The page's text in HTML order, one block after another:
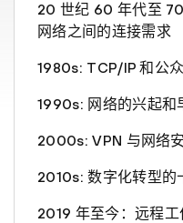
20 世纪 60 年代至
网络之间的连接需求
1980s: TCP/IP 和公
1990s: 网络的兴起和
2000s: VPN 与网络
2010s: 数字化转型的
2019 年至今：远程